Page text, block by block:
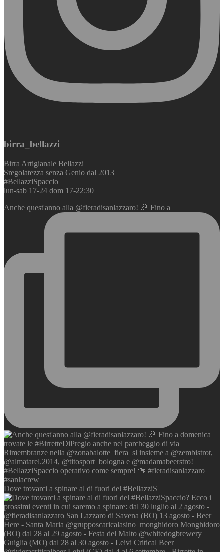
birra_bellazzi
Birra Artigianale Bellazzi
Sregolatezza senza Genio dal 2013
#BellazziSpaccio
lun-sab 17-24 dom 17-22:30
Anche quest'anno alla @fieradisanlazzaro! 🎉 Fino a
Dove trovarci a spinare al di fuori del #BellazziS